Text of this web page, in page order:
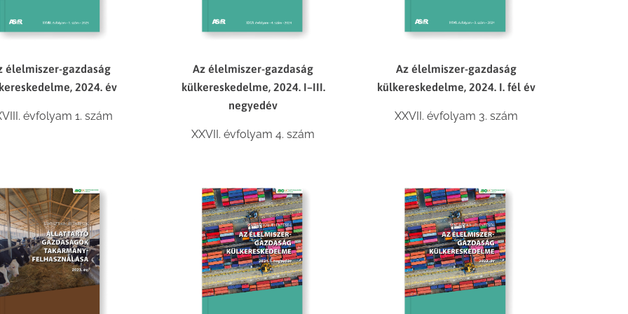
élelmiszer-gazdaság
2024. év
évfolyam 1. szám
Az élelmiszer-gazdaság
külkereskedelme, 2024. I–III.
negyedév
XXVII. évfolyam 4. szám
Az élelmiszer-gazdaság
külkereskedelme, 2024. I. fél év
XXVII. évfolyam 3. szám